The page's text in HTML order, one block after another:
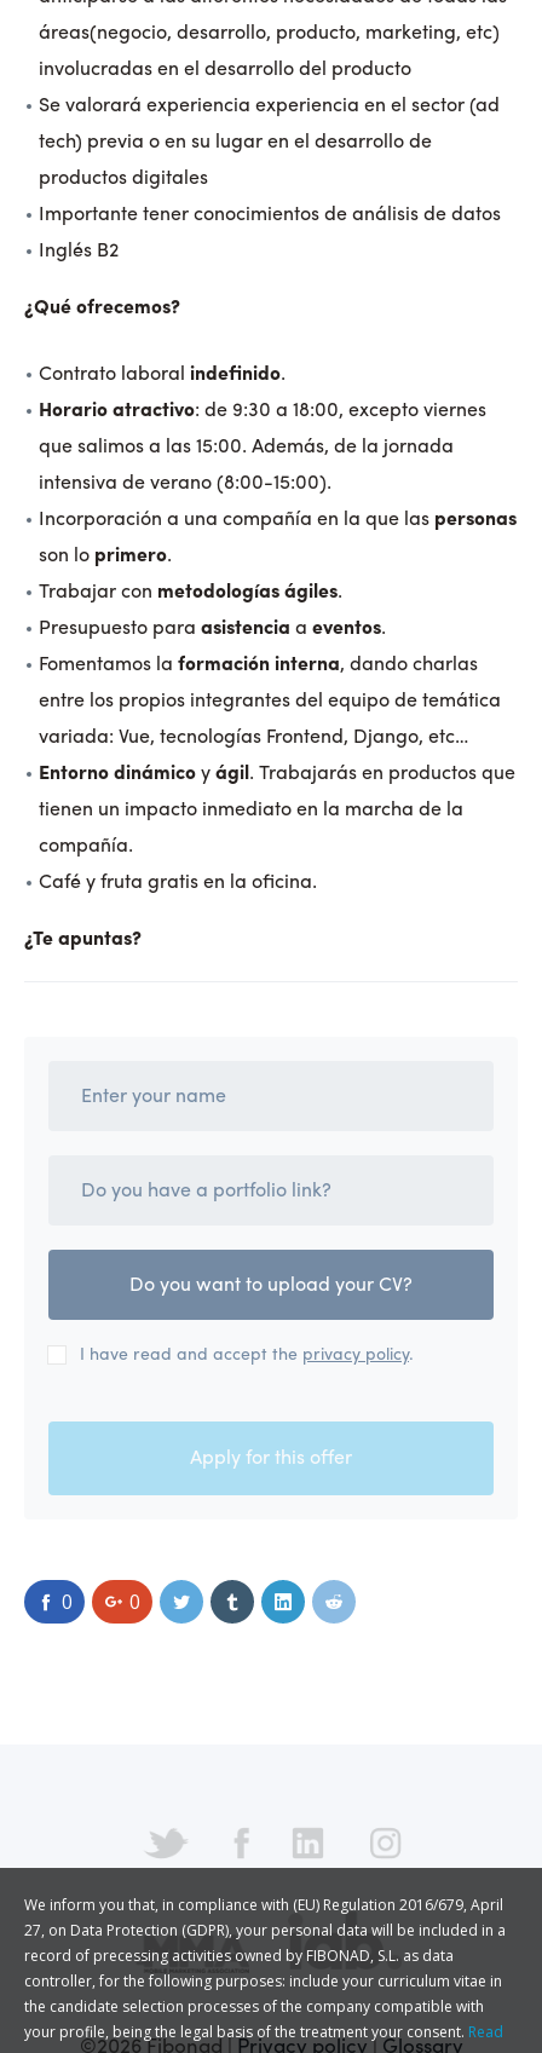
áreas(negocio, desarrollo, producto, marketing, etc)
involucradas en el desarrollo del producto
Se valorará experiencia experiencia en el sector (ad
tech) previa o en su lugar en el desarrollo de
productos digitales
Importante tener conocimientos de análisis de datos
Inglés B2
¿Qué ofrecemos?
Contrato laboral indefinido.
Horario atractivo: de 9:30 a 18:00, excepto viernes
que salimos a las 15:00. Además, de la jornada
intensiva de verano (8:00-15:00).
Incorporación a una compañía en la que las personas
son lo primero.
Trabajar con metodologías ágiles.
Presupuesto para asistencia a eventos.
Fomentamos la formación interna, dando charlas
entre los propios integrantes del equipo de temática
variada: Vue, tecnologías Frontend, Django, etc…
Entorno dinámicoyágil. Trabajarás en productos que
tienen un impacto inmediato en la marcha de la
compañía.
Café y fruta gratis en la oficina.
¿Te apuntas?
Do you want to upload your CV?
I have read and accept the privacy policy.
We inform you that, in compliance with (EU) Regulation 2016/679, April
27, on Data Protection (GDPR), your personal data will be included in a
record of precessing activities owned by FIBONAD, S.L. as data
controller, for the following purposes: include your curriculum vitae in
the candidate selection processes of the company compatible with
your profile, being the legal basis of the treatment your consent. Read
0 0
©2026 Fibonad|Privacy policy|Glossary